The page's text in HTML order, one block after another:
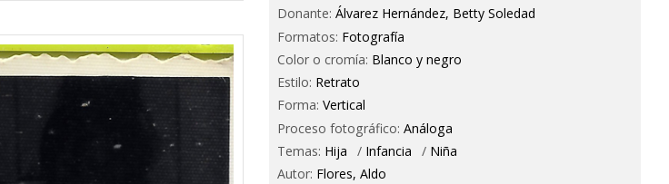
Donante: Álvarez Hernández, Betty Soledad
Formatos: Fotografía
Color o cromía: Blanco y negro
Estilo: Retrato
Forma: Vertical
Proceso fotográfico: Análoga
Temas: Hija / Infancia / Niña
Autor: Flores, Aldo